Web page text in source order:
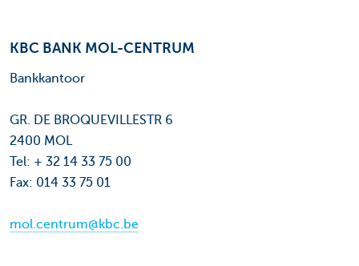
KBC BANK MOL-CENTRUM
Bankkantoor
GR. DE BROQUEVILLESTR 6
2400 MOL
Tel: + 32 14 33 75 00
Fax: 014 33 75 01
mol.centrum@kbc.be